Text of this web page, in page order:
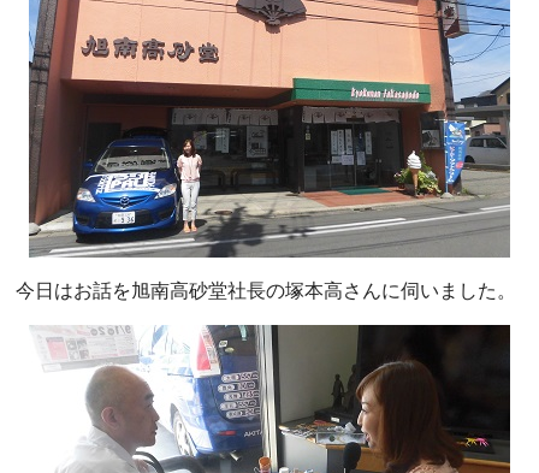
今日はお話を旭南高砂堂社長の塚本高さんに伺いました。